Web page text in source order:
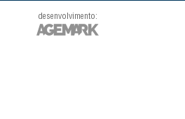
desenvolvimento: